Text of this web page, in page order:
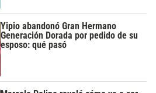
Yipio abandonó Gran Hermano
Generación Dorada por pedido de su
esposo: qué pasó